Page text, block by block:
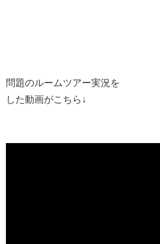
問題のルームツアー実況を
した動画がこちら↓